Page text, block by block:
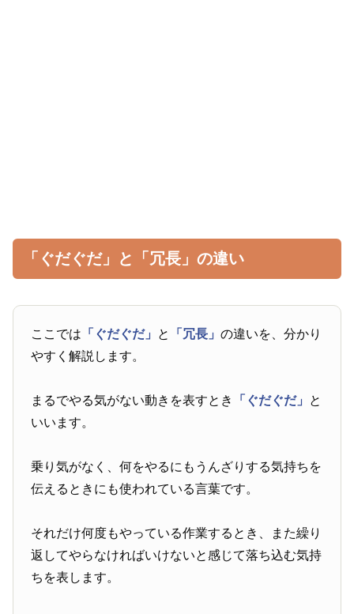
「ぐだぐだ」と「冗長」の違い
ここでは 「ぐだぐだ」 と 「冗長」の違いを、分かり
やすく解説します。
まるでやる気がない動きを表すとき 「ぐだぐだ」 と
いいます。
乗り気がなく、何をやるにもうんざりする気持ちを
伝えるときにも使われている言葉です。
それだけ何度もやっている作業するとき、また繰り
返してやらなければいけないと感じて落ち込む気持
ちを表します。